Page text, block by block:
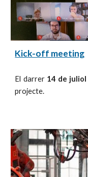
Kick-off meeting
El darrer 14 de juliol
projecte.